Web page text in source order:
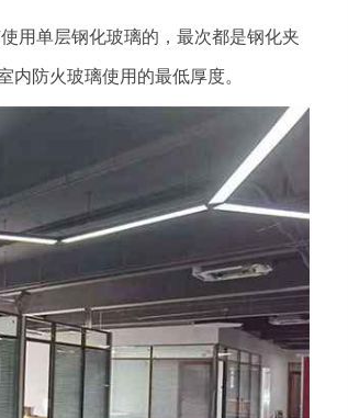
用单层钢化玻璃的，最次都是钢化夹
防火玻璃使用的最低厚度。